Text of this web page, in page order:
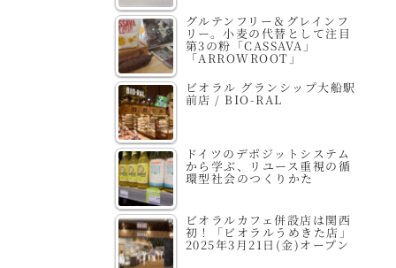
グルテンフリー＆グレインフ
リー。小麦の代替として注目
第3の粉「CASSAVA」
「ARROWROOT」
ビオラル グランシップ大船駅
前店 / BIO-RAL
ドイツのデポジットシステム
から学ぶ、リユース重視の循
環型社会のつくりかた
ビオラルカフェ併設店は関西
初！「ビオラルうめきた店」
2025年3月21日(金)オープン